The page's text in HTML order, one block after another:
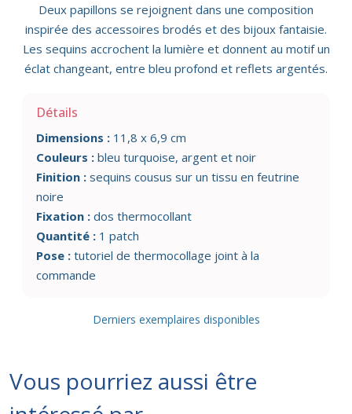
Deux papillons se rejoignent dans une composition
inspirée des accessoires brodés et des bijoux fantaisie.
Les sequins accrochent la lumière et donnent au motif un
éclat changeant, entre bleu profond et reflets argentés.
Détails
Dimensions : 11,8 x 6,9 cm
Couleurs : bleu turquoise, argent et noir
Finition : sequins cousus sur un tissu en feutrine
noire
Fixation : dos thermocollant
Quantité : 1 patch
Pose : tutoriel de thermocollage joint à la
commande
Derniers exemplaires disponibles
Vous pourriez aussi être